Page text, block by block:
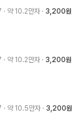
· 약 10.2만자 3,200원
· 약 10.2만자 3,200원
· 약 10.5만자 3,200원